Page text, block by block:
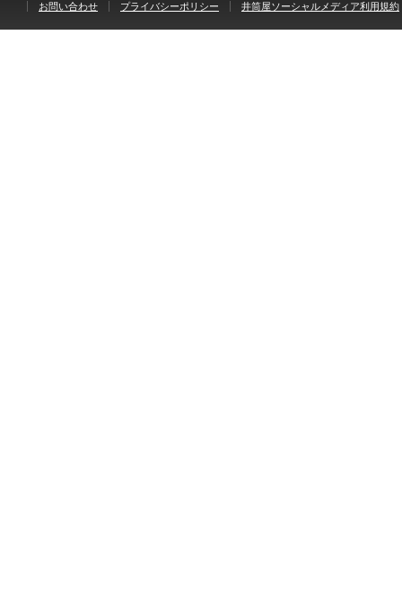
お問い合わせ プライバシーポリシー 井筒屋ソーシャルメディア利用規約